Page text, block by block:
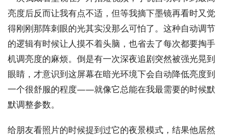
亮度后反而让我有点不适，但等我摘下墨镜再看时又觉
得刚刚那阵刺眼的光其实没那么可怕了。这种自动调节
的逻辑有时候让人摸不着头脑，也省去了每次都要掏手
机调亮度的麻烦。倒是有一次深夜追剧突然被强光晃到
眼睛，才意识到这屏幕在暗光环境下会自动降低亮度到
一个很舒服的程度——就像它总能在我最需要的时候默
默调整参数。
给朋友看照片的时候提到过它的夜景模式，结果他居然